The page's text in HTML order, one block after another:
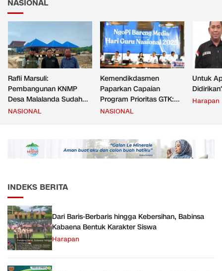
NASIONAL
Rafli Marsuli:
Pembangunan KNMP
Desa Malalanda Sudah
Mencapai 69 Persen dan
JMD dan JMF
NASIONAL
Kemendikdasmen
Paparkan Capaian
Program Prioritas GTK:
Kompetensi Meningkat,
NASIONAL
Untuk
Harapan
INDEKS BERITA
Dari Baris-Berbaris hingga Kebersihan, Babinsa
Kabaena Bentuk Karakter Siswa
Harapan